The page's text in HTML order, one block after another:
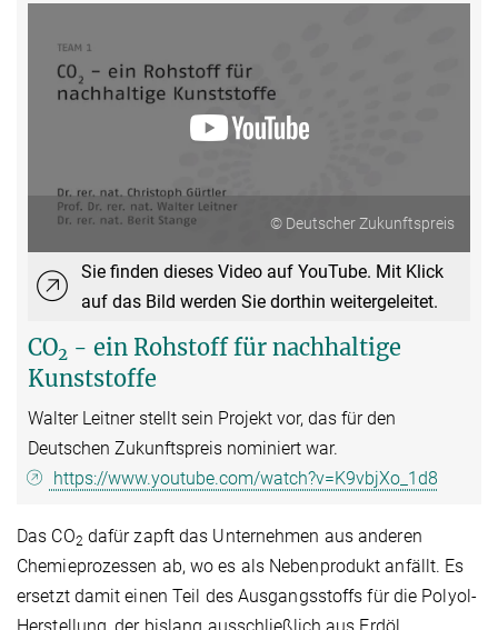
© Deutscher Zukunftspreis
Sie finden dieses Video auf YouTube. Mit Klick
auf das Bild werden Sie dorthin weitergeleitet.
CO2 - ein Rohstoff für nachhaltige
Kunststoffe
Walter Leitner stellt sein Projekt vor, das für den
Deutschen Zukunftspreis nominiert war.
https://www.youtube.com/watch?v=K9vbjXo_1d8
Das CO2 dafür zapft das Unternehmen aus anderen
Chemieprozessen ab, wo es als Nebenprodukt anfällt. Es
ersetzt damit einen Teil des Ausgangsstoffs für die Polyol-